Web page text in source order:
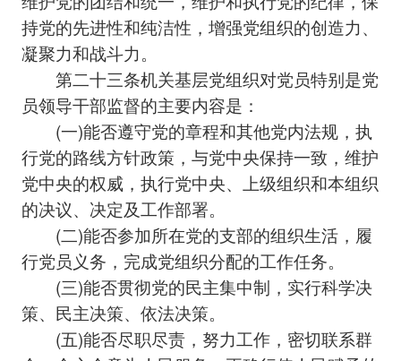
持党的先进性和纯洁性，增强党组织的创造力、
凝聚力和战斗力。
第二十三条机关基层党组织对党员特别是党
员领导干部监督的主要内容是：
(一)能否遵守党的章程和其他党内法规，执
行党的路线方针政策，与党中央保持一致，维护
党中央的权威，执行党中央、上级组织和本组织
的决议、决定及工作部署。
(二)能否参加所在党的支部的组织生活，履
行党员义务，完成党组织分配的工作任务。
(三)能否贯彻党的民主集中制，实行科学决
策、民主决策、依法决策。
(五)能否尽职尽责，努力工作，密切联系群